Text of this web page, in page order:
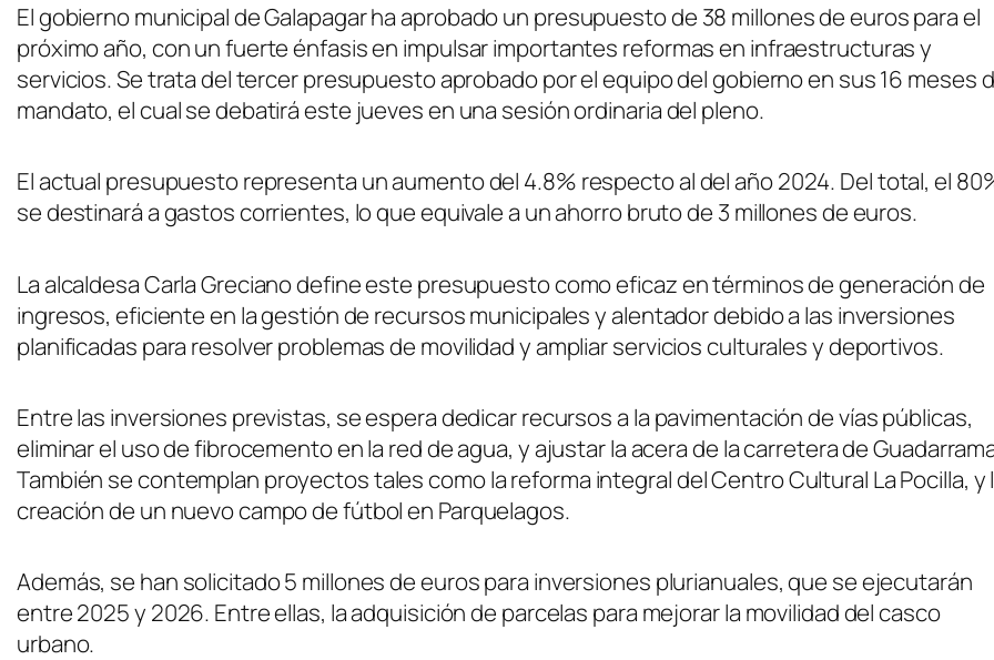
El gobierno municipal de Galapagar ha aprobado un presupuesto de 38 millones de euros para el
próximo año, con un fuerte énfasis en impulsar importantes reformas en infraestructuras y
servicios. Se trata del tercer presupuesto aprobado por el equipo del gobierno en sus 16 meses
mandato, el cual se debatirá este jueves en una sesión ordinaria del pleno.
El actual presupuesto representa un aumento del 4.8% respecto al del año 2024. Del total, el
se destinará a gastos corrientes, lo que equivale a un ahorro bruto de 3 millones de euros.
La alcaldesa Carla Greciano define este presupuesto como eficaz en términos de generación de
ingresos, eficiente en la gestión de recursos municipales y alentador debido a las inversiones
planificadas para resolver problemas de movilidad y ampliar servicios culturales y deportivos.
Entre las inversiones previstas, se espera dedicar recursos a la pavimentación de vías públicas,
eliminar el uso de fibrocemento en la red de agua, y ajustar la acera de la carretera de
También se contemplan proyectos tales como la reforma integral del Centro Cultural La Pocilla, y
creación de un nuevo campo de fútbol en Parquelagos.
Además, se han solicitado 5 millones de euros para inversiones plurianuales, que se ejecutarán
entre 2025 y 2026. Entre ellas, la adquisición de parcelas para mejorar la movilidad del casco
urbano.